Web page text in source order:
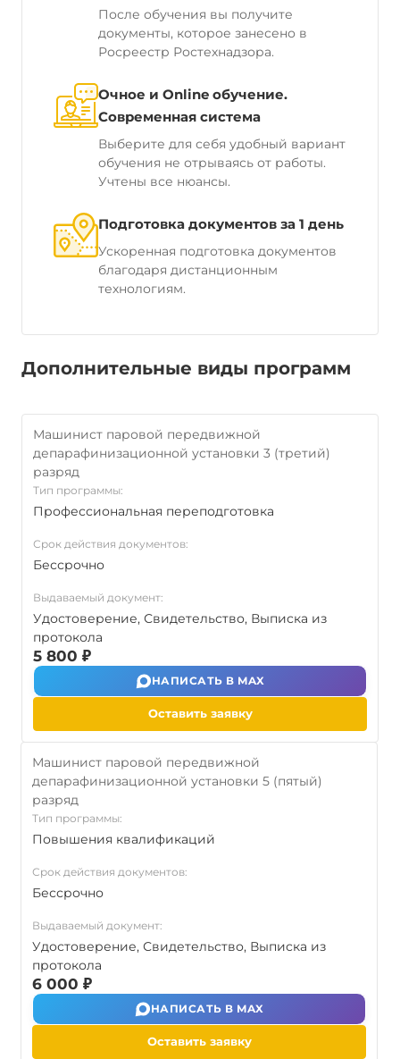
После обучения вы получите
документы, которое занесено в
Росреестр Ростехнадзора.
Очное и Online обучение.
Современная система
Выберите для себя удобный вариант
обучения не отрываясь от работы.
Учтены все нюансы.
Подготовка документов за 1 день
Ускоренная подготовка документов
благодаря дистанционным
технологиям.
Дополнительные виды программ
Машинист паровой передвижной
депарафинизационной установки 3 (третий)
разряд
Тип программы:
Профессиональная переподготовка
Срок действия документов:
Бессрочно
Выдаваемый документ:
Удостоверение, Свидетельство, Выписка из
протокола
5 800 ₽
НАПИСАТЬ В MAX
Оставить заявку
Машинист паровой передвижной
депарафинизационной установки 5 (пятый)
разряд
Тип программы:
Повышения квалификаций
Срок действия документов:
Бессрочно
Выдаваемый документ:
Удостоверение, Свидетельство, Выписка из
протокола
6 000 ₽
НАПИСАТЬ В MAX
Оставить заявку